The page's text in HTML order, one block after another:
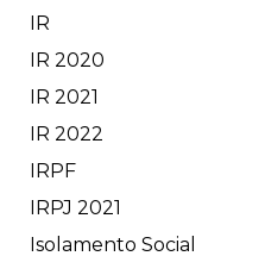
IR
IR 2020
IR 2021
IR 2022
IRPF
IRPJ 2021
Isolamento Social